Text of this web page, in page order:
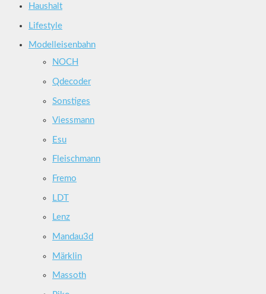
Haushalt
Lifestyle
Modelleisenbahn
NOCH
Qdecoder
Sonstiges
Viessmann
Esu
Fleischmann
Fremo
LDT
Lenz
Mandau3d
Märklin
Massoth